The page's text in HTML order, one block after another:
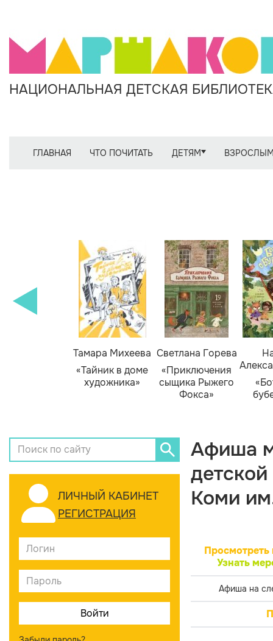
НАЦИОНАЛЬНАЯ ДЕТСКАЯ
ГЛАВНАЯ ЧТО ПОЧИТАТЬ ДЕТЯМ
Тамара Михеева
«Тайник в доме
художника»
Светлана Горева
«Приключения
сыщика Рыжего
Фокса»
ЛИЧНЫЙ КАБИНЕТ
РЕГИСТРАЦИЯ
Афиша
Коми
Просмотреть
Узнать
Афиша на